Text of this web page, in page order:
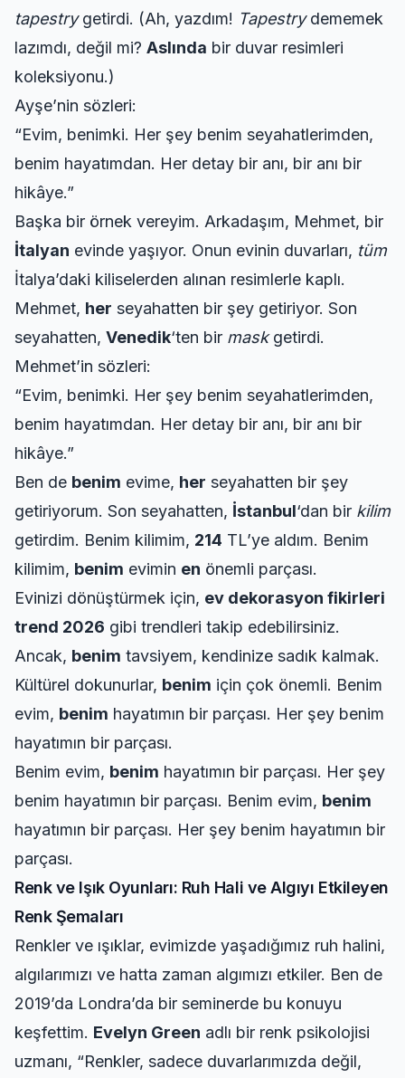
tapestrygetirdi. (Ah, yazdım! Tapestrydememek
lazımdı, değil mi? Aslında bir duvar resimleri
koleksiyonu.)
Ayşe’nin sözleri:
“Evim, benimki. Her şey benim seyahatlerimden,
benim hayatımdan. Her detay bir anı, bir anı bir
hikâye.”
Başka bir örnek vereyim. Arkadaşım, Mehmet, bir
İtalyan evinde yaşıyor. Onun evinin duvarları, tüm
İtalya’daki kiliselerden alınan resimlerle kaplı.
Mehmet, her seyahatten bir şey getiriyor. Son
seyahatten, Venedik‘ten bir maskgetirdi.
Mehmet’in sözleri:
“Evim, benimki. Her şey benim seyahatlerimden,
benim hayatımdan. Her detay bir anı, bir anı bir
hikâye.”
Ben de benim evime, her seyahatten bir şey
getiriyorum. Son seyahatten, İstanbul‘dan bir kilim
getirdim. Benim kilimim, 214 TL’ye aldım. Benim
kilimim, benim evimin en önemli parçası.
Evinizi dönüştürmek için, ev dekorasyon fikirleri
trend 2026 gibi trendleri takip edebilirsiniz.
Ancak, benim tavsiyem, kendinize sadık kalmak.
Kültürel dokunurlar, benim için çok önemli. Benim
evim, benim hayatımın bir parçası. Her şey benim
hayatımın bir parçası.
Benim evim, benim hayatımın bir parçası. Her şey
benim hayatımın bir parçası. Benim evim, benim
hayatımın bir parçası. Her şey benim hayatımın bir
parçası.
Renk ve Işık Oyunları: Ruh Hali ve Algıyı Etkileyen
Renk Şemaları
Renkler ve ışıklar, evimizde yaşadığımız ruh halini,
algılarımızı ve hatta zaman algımızı etkiler. Ben de
2019’da Londra’da bir seminerde bu konuyu
keşfettim. Evelyn Green adlı bir renk psikolojisi
uzmanı, “Renkler, sadece duvarlarımızda değil,